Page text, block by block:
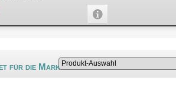
für die Marke Dunway®